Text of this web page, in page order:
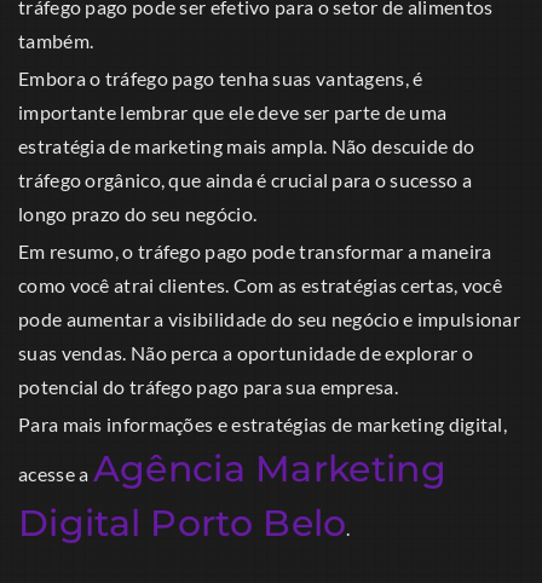
tráfego pago pode ser efetivo para o setor de alimentos
também.
Embora o tráfego pago tenha suas vantagens, é
importante lembrar que ele deve ser parte de uma
estratégia de marketing mais ampla. Não descuide do
tráfego orgânico, que ainda é crucial para o sucesso a
longo prazo do seu negócio.
Em resumo, o tráfego pago pode transformar a maneira
como você atrai clientes. Com as estratégias certas, você
pode aumentar a visibilidade do seu negócio e impulsionar
suas vendas. Não perca a oportunidade de explorar o
potencial do tráfego pago para sua empresa.
Para mais informações e estratégias de marketing digital,
acesse a Agência Marketing
Digital Porto Belo.